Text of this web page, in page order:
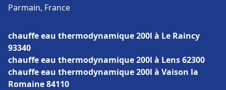
Parmain, France
chauffe eau thermodynamique 200l à Le Raincy
93340
chauffe eau thermodynamique 200l à Lens 62300
chauffe eau thermodynamique 200l à Vaison la
Romaine 84110